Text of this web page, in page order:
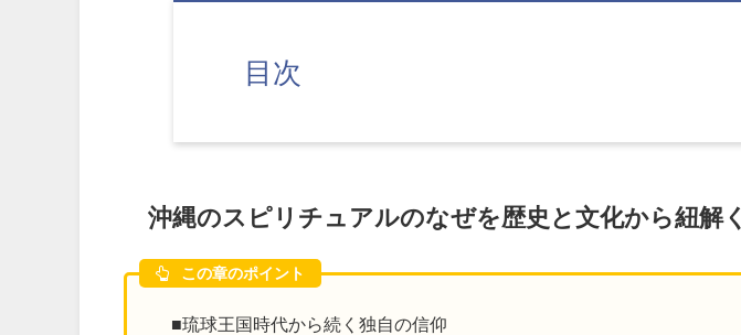
目次
沖縄のスピリチュアルのなぜを歴史と文化から紐解く
この章のポイント
■琉球王国時代から続く独自の信仰